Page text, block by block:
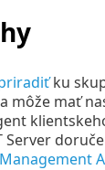
ku
môže mať
Server